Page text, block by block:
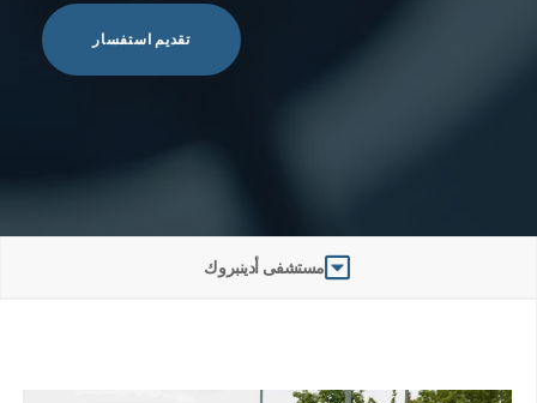
تقديم استفسار
مستشفى أدينبروك